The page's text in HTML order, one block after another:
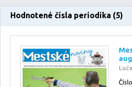
Hodnotené čísla periodika (5)